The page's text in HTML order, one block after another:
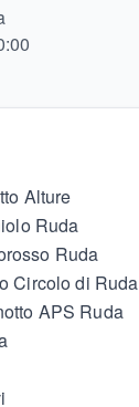
Alture
Ruda
Ruda
Circolo di Ruda
APS Ruda